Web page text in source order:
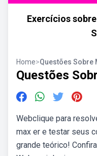
Exercícios
Home>Questões Sobre
Questões
Webclique para
max er e testar seus
grande teórico!